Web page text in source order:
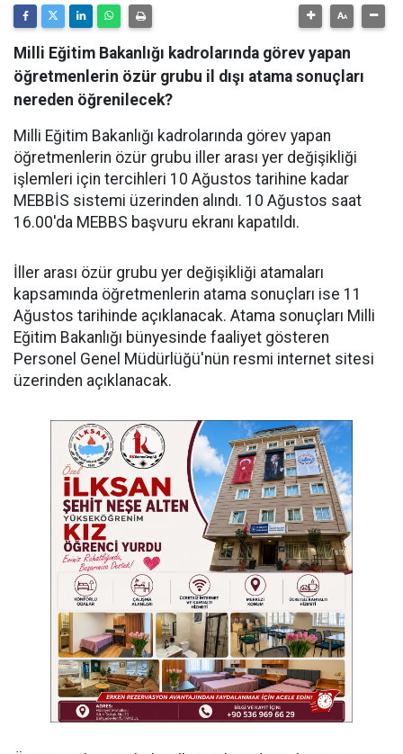
Milli Eğitim Bakanlığı kadrolarında görev yapan
öğretmenlerin özür grubu il dışı atama sonuçları
nereden öğrenilecek?
Milli Eğitim Bakanlığı kadrolarında görev yapan
öğretmenlerin özür grubu iller arası yer değişikliği
işlemleri için tercihleri 10 Ağustos tarihine kadar
MEBBİS sistemi üzerinden alındı. 10 Ağustos saat
16.00'da MEBBS başvuru ekranı kapatıldı.
İller arası özür grubu yer değişikliği atamaları
kapsamında öğretmenlerin atama sonuçları ise 11
Ağustos tarihinde açıklanacak. Atama sonuçları Milli
Eğitim Bakanlığı bünyesinde faaliyet gösteren
Personel Genel Müdürlüğü'nün resmi internet sitesi
üzerinden açıklanacak.